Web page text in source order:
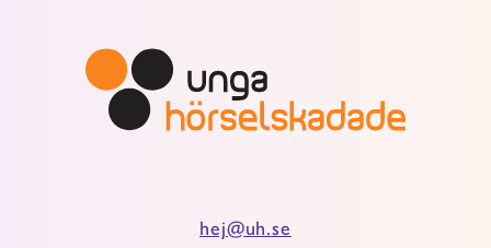
hej@uh.se